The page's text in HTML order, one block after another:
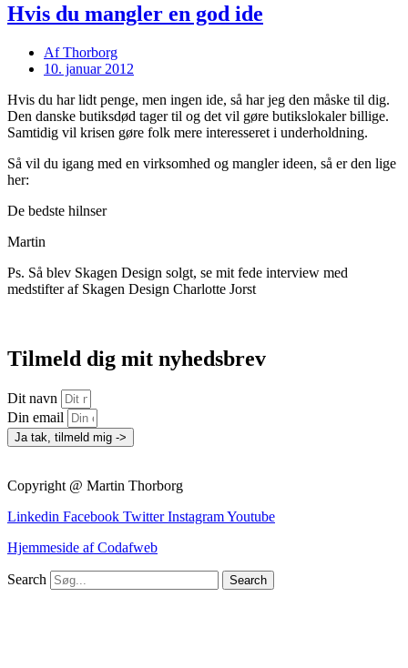
Hvis du mangler en god ide
AfThorborg
10. januar 2012
Hvis du har lidt penge, men ingen ide, så har jeg den måske til dig.
Den danske butiksdød tager til og det vil gøre butikslokaler billige.
Samtidig vil krisen gøre folk mere interesseret i underholdning.
Så vil du igang med en virksomhed og mangler ideen, så er den lige
her:
De bedste hilnser
Martin
Ps. Så blev Skagen Design solgt, se mit fede interview med
medstifter af Skagen Design Charlotte Jorst
Tilmeld dig mit nyhedsbrev
Dit navn
Din email
Ja tak, tilmeld mig ->
Copyright @ Martin Thorborg
Linkedin Facebook Twitter InstagramYoutube
Hjemmeside af Codafweb
Search Search